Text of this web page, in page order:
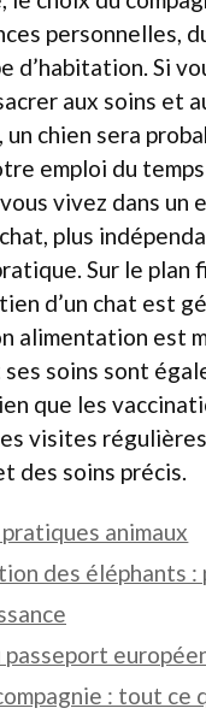
personnelles,
d’habitation. Si
aux soins et
un chien sera
emploi du
vivez dans un
plus
Sur le plan
d’un chat est
alimentation est
soins sont
que les
visites
des soins précis.
animaux
des éléphants :
passeport
: tout ce